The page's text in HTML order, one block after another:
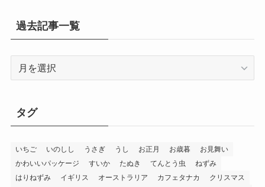
過去記事一覧
一
タグ
いちご いのしし うさぎ うし お正月 お歳暮
お見舞い
かわいいパッケージ
すいか たぬき てんとう虫
ねずみ
はりねずみ
イギリス オーストラリア カフェタナカ
クリスマス